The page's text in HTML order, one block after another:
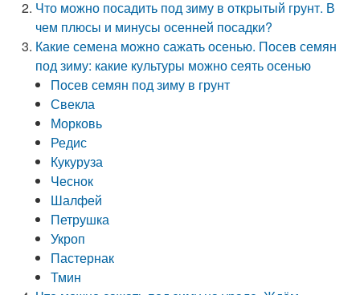
Что можно посадить под зиму в открытый грунт. В
чем плюсы и минусы осенней посадки?
Какие семена можно сажать осенью. Посев семян
под зиму: какие культуры можно сеять осенью
Посев семян под зиму в грунт
Свекла
Морковь
Редис
Кукуруза
Чеснок
Шалфей
Петрушка
Укроп
Пастернак
Тмин